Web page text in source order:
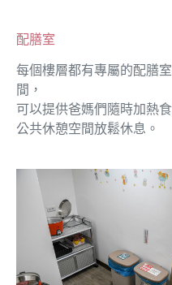
配膳室
每個樓層都有專屬的配膳
間，
可以提供爸媽們隨時加熱
公共休憩空間放鬆休息。